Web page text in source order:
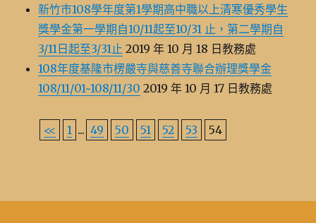
新竹市108學年度第1學期高中職以上清寒優秀學生
獎學金第一學期自10/11起至10/31 止，第二學期自
3/11日起至3/31止 2019 年 10 月 18 日教務處
108年度基隆市楞嚴寺與慈善寺聯合辦理獎學金
108/11/01~108/11/30 2019 年 10 月 17 日教務處
<< 1 ... 49 50 51 52 53 54